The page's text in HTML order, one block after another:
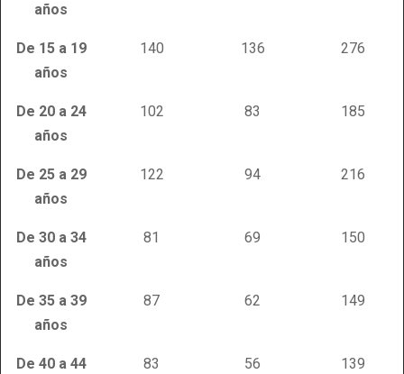
años
De 15 a 19
años
140 136 276
De 20 a 24
años
102 83 185
De 25 a 29
años
122 94 216
De 30 a 34
años
81 69 150
De 35 a 39
años
87 62 149
De 40 a 44
83 56 139